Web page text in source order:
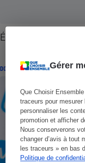
Gérer
Que Choisir
traceurs pour mesurer
personnaliser les
promotion et afficher
Nous conserverons
changer d’avis à tout
les traceurs » en bas
Politique de
Énergie - Les
DOSSIER